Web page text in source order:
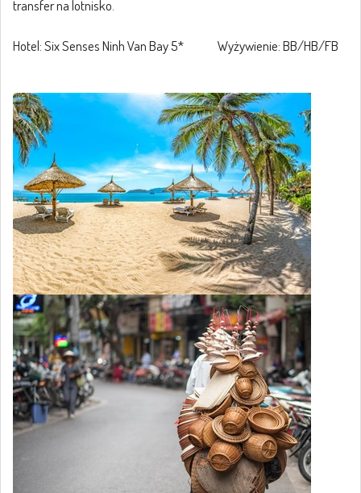
transfer na lotnisko.
Hotel: Six Senses Ninh Van Bay 5* Wyżywienie: BB/HB/FB